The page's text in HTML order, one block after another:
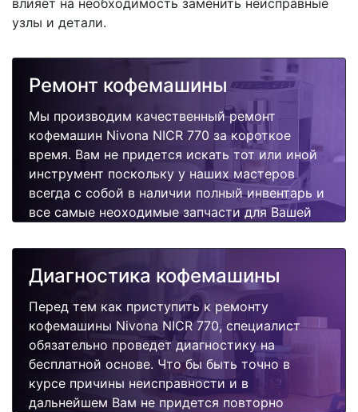
влияет на необходимость заменить неисправные
узлы и детали.
Ремонт кофемашины
Мы производим качественный ремонт
кофемашин Nivona NICR 770 за короткое
время. Вам не придется искать тот или иной
инструмент поскольку у наших мастеров
всегда с собой в наличии полный инвентарь и
все самые неоходимые запчасти для Вашей
качественно и недорого.
Диагностика кофемашины
Перед тем как приступить к ремонту
кофемашины Nivona NICR 770, специалист
обязательно проведет диагностику на
бесплатной основе. Что бы быть точно в
курсе причины неисправности и в
дальнейшем Вам не придется повторно